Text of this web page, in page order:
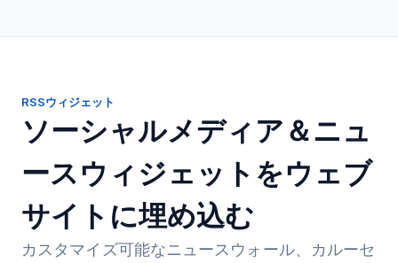
RSSウィジェット
ソーシャルメディア＆ニュ
ースウィジェットをウェブ
サイトに埋め込む
カスタマイズ可能なニュースウォール、カルーセ